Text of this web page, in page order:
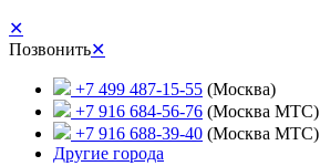
✕
Позвонить✕
+7 499 487-15-55 (Москва)
+7 916 684-56-76 (Москва МТС)
+7 916 688-39-40 (Москва МТС)
Другие города